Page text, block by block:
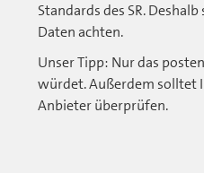
Standards des SR.
Daten achten.
Unser Tipp: Nur das
würdet. Außerdem solltet
Anbieter überprüfen.